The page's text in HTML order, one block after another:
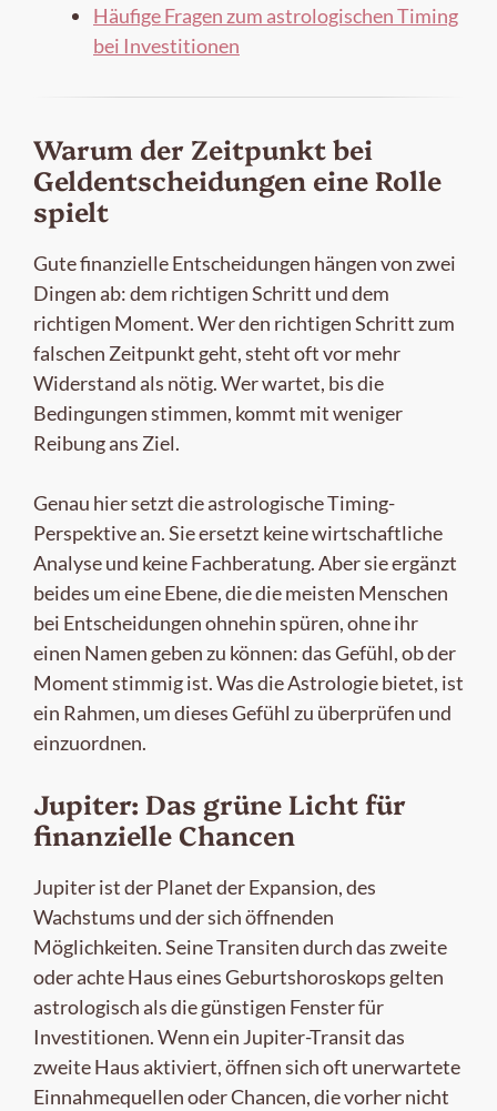
Häufige Fragen zum astrologischen Timing
bei Investitionen
Warum der Zeitpunkt bei
Geldentscheidungen eine Rolle
spielt
Gute finanzielle Entscheidungen hängen von zwei
Dingen ab: dem richtigen Schritt und dem
richtigen Moment. Wer den richtigen Schritt zum
falschen Zeitpunkt geht, steht oft vor mehr
Widerstand als nötig. Wer wartet, bis die
Bedingungen stimmen, kommt mit weniger
Reibung ans Ziel.
Genau hier setzt die astrologische Timing-
Perspektive an. Sie ersetzt keine wirtschaftliche
Analyse und keine Fachberatung. Aber sie ergänzt
beides um eine Ebene, die die meisten Menschen
bei Entscheidungen ohnehin spüren, ohne ihr
einen Namen geben zu können: das Gefühl, ob der
Moment stimmig ist. Was die Astrologie bietet, ist
ein Rahmen, um dieses Gefühl zu überprüfen und
einzuordnen.
Jupiter: Das grüne Licht für
finanzielle Chancen
Jupiter ist der Planet der Expansion, des
Wachstums und der sich öffnenden
Möglichkeiten. Seine Transiten durch das zweite
oder achte Haus eines Geburtshoroskops gelten
astrologisch als die günstigen Fenster für
Investitionen. Wenn ein Jupiter-Transit das
zweite Haus aktiviert, öffnen sich oft unerwartete
Einnahmequellen oder Chancen, die vorher nicht